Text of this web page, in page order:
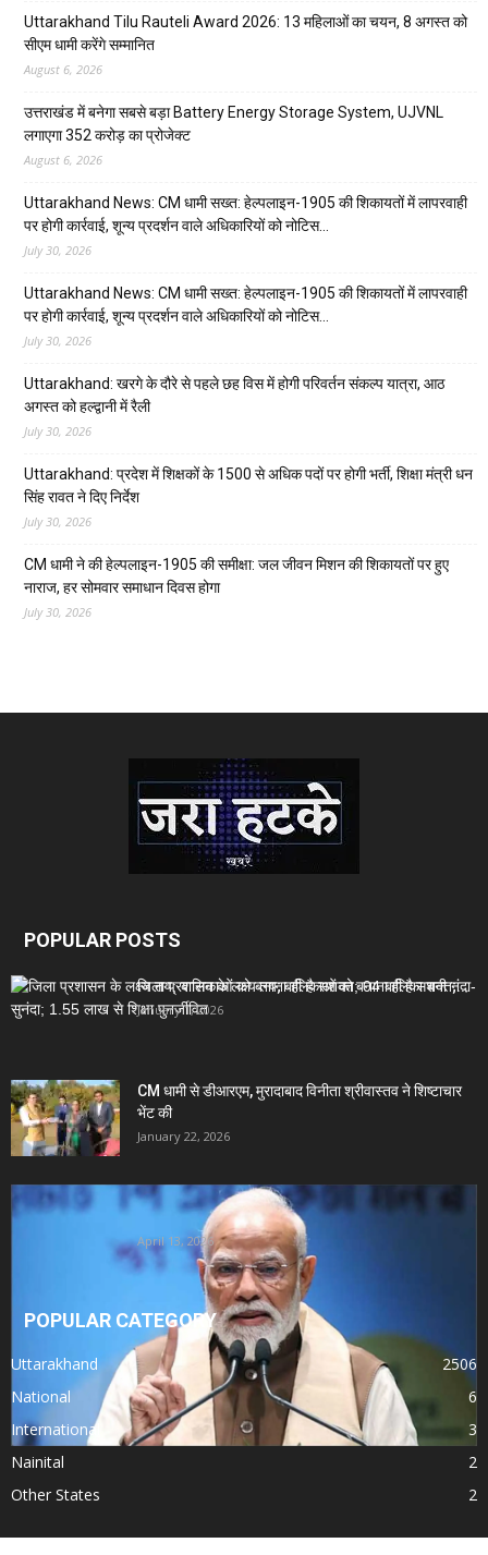
Uttarakhand Tilu Rauteli Award 2026: 13 महिलाओं का चयन, 8 अगस्त को
सीएम धामी करेंगे सम्मानित
August 6, 2026
उत्तराखंड में बनेगा सबसे बड़ा Battery Energy Storage System, UJVNL
लगाएगा 352 करोड़ का प्रोजेक्ट
August 6, 2026
Uttarakhand News: CM धामी सख्त: हेल्पलाइन-1905 की शिकायतों में लापरवाही
पर होगी कार्रवाई, शून्य प्रदर्शन वाले अधिकारियों को नोटिस…
July 30, 2026
Uttarakhand News: CM धामी सख्त: हेल्पलाइन-1905 की शिकायतों में लापरवाही
पर होगी कार्रवाई, शून्य प्रदर्शन वाले अधिकारियों को नोटिस…
July 30, 2026
Uttarakhand: खरगे के दौरे से पहले छह विस में होगी परिवर्तन संकल्प यात्रा, आठ
अगस्त को हल्द्वानी में रैली
July 30, 2026
Uttarakhand: प्रदेश में शिक्षकों के 1500 से अधिक पदों पर होगी भर्ती, शिक्षा मंत्री धन
सिंह रावत ने दिए निर्देश
July 30, 2026
CM धामी ने की हेल्पलाइन-1905 की समीक्षा: जल जीवन मिशन की शिकायतों पर हुए
नाराज, हर सोमवार समाधान दिवस होगा
July 30, 2026
POPULAR POSTS
जिला प्रशासन के लक्ष्य तय; बालिकाओं को बनाना ही है सशक्त;...
January 1, 2026
CM धामी से डीआरएम, मुरादाबाद विनीता श्रीवास्तव ने शिष्टाचार
भेंट की
January 22, 2026
Uttarakhand News- PM मोदी का 28वां उत्तराखंड दौरा:
दिल्ली-देहरादून एक्सप्रेसवे समेत...
April 13, 2026
POPULAR CATEGORY
Uttarakhand
2506
National
6
International
3
Nainital
2
Other States
2